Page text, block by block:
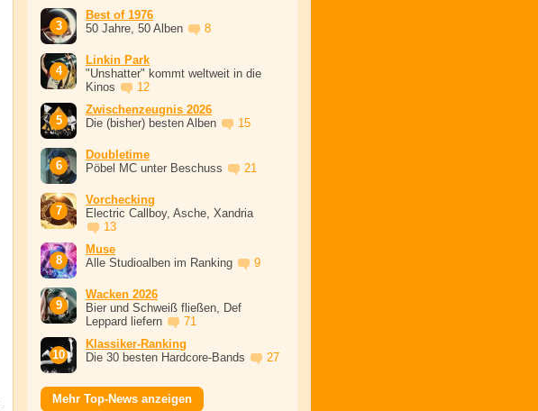
Best of 1976
50 Jahre, 50 Alben
8
Linkin Park
"Unshatter" kommt weltweit in die
Kinos
12
Zwischenzeugnis 2026
Die (bisher) besten Alben
15
Doubletime
Pöbel MC unter Beschuss
21
Vorchecking
Electric Callboy, Asche, Xandria
13
Muse
Alle Studioalben im Ranking
9
Wacken 2026
Bier und Schweiß fließen, Def
Leppard liefern
71
Klassiker-Ranking
Die 30 besten Hardcore-Bands
27
Mehr Top-News anzeigen